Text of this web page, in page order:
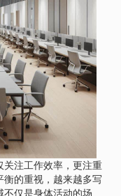
关注工作效率，更注重
衡的重视，越来越多写
仅是身体活动的场